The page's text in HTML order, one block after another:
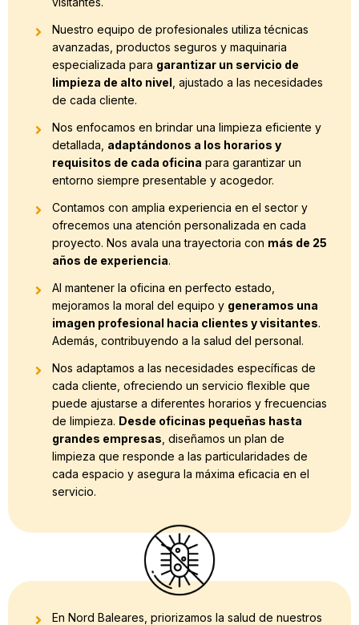
Nuestro equipo de profesionales utiliza técnicas
avanzadas, productos seguros y maquinaria
especializada para garantizar un servicio de
limpieza de alto nivel , ajustado a las necesidades
de cada cliente.
Nos enfocamos en brindar una limpieza eficiente y
detallada, adaptándonos a los horarios y
requisitos de cada oficina para garantizar un
entorno siempre presentable y acogedor.
Contamos con amplia experiencia en el sector y
ofrecemos una atención personalizada en cada
proyecto. Nos avala una trayectoria con más de 25
años de experiencia.
Al mantener la oficina en perfecto estado,
mejoramos la moral del equipo y generamos una
imagen profesional hacia clientes y visitantes.
Además, contribuyendo a la salud del personal.
Nos adaptamos a las necesidades específicas de
cada cliente, ofreciendo un servicio flexible que
puede ajustarse a diferentes horarios y frecuencias
de limpieza. Desde oficinas pequeñas hasta
grandes empresas , diseñamos un plan de
limpieza que responde a las particularidades de
cada espacio y asegura la máxima eficacia en el
servicio.
En Nord Baleares, priorizamos la salud de nuestros